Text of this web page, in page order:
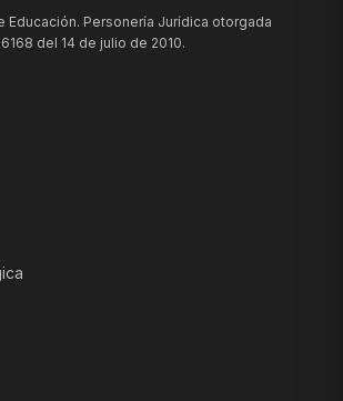
Educación. Personería Jurídica otorgada
del 14 de julio de 2010.